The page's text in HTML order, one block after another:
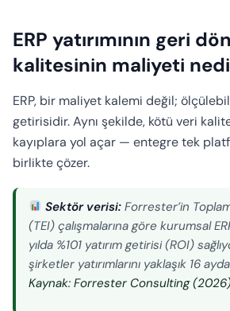
ERP yatırımının geri
kalitesinin maliyeti
ERP, bir maliyet kalemi değil;
getirisidir. Aynı şekilde, kötü veri
kayıplara yol açar — entegre tek
birlikte çözer.
Sektör verisi: Forrester’in
(TEI) çalışmalarına göre kurumsal
yılda %101 yatırım getirisi (ROI)
şirketler yatırımlarını yaklaşık 16
Kaynak: Forrester Consulting